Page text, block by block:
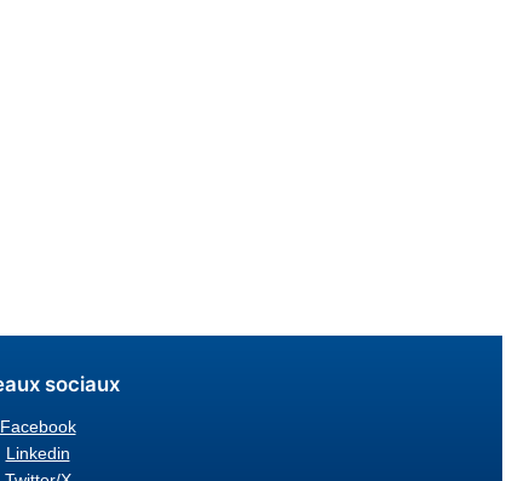
sociaux
Facebook
Linkedin